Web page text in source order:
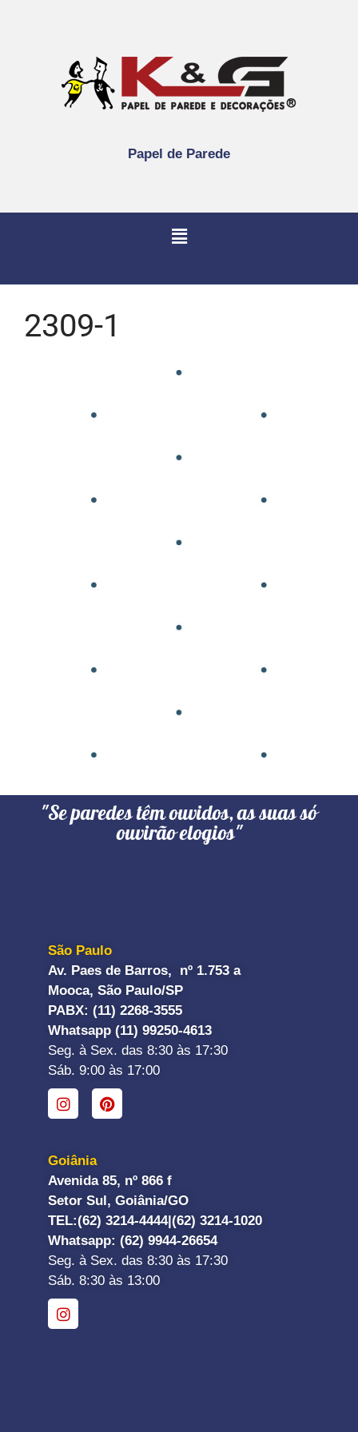
Papel de Parede
2309-1
"Se paredes têm ouvidos, as suas só
ouvirão elogios"
São Paulo
Av. Paes de Barros, nº 1.753 a
Mooca, São Paulo/SP
PABX: (11) 2268-3555
Whatsapp (11) 99250-4613
Seg. à Sex. das 8:30 às 17:30
Sáb. 9:00 às 17:00
Goiânia
Avenida 85, nº 866 f
Setor Sul, Goiânia/GO
TEL:(62) 3214-4444|(62) 3214-1020
Whatsapp: (62) 9944-26654
Seg. à Sex. das 8:30 às 17:30
Sáb. 8:30 às 13:00